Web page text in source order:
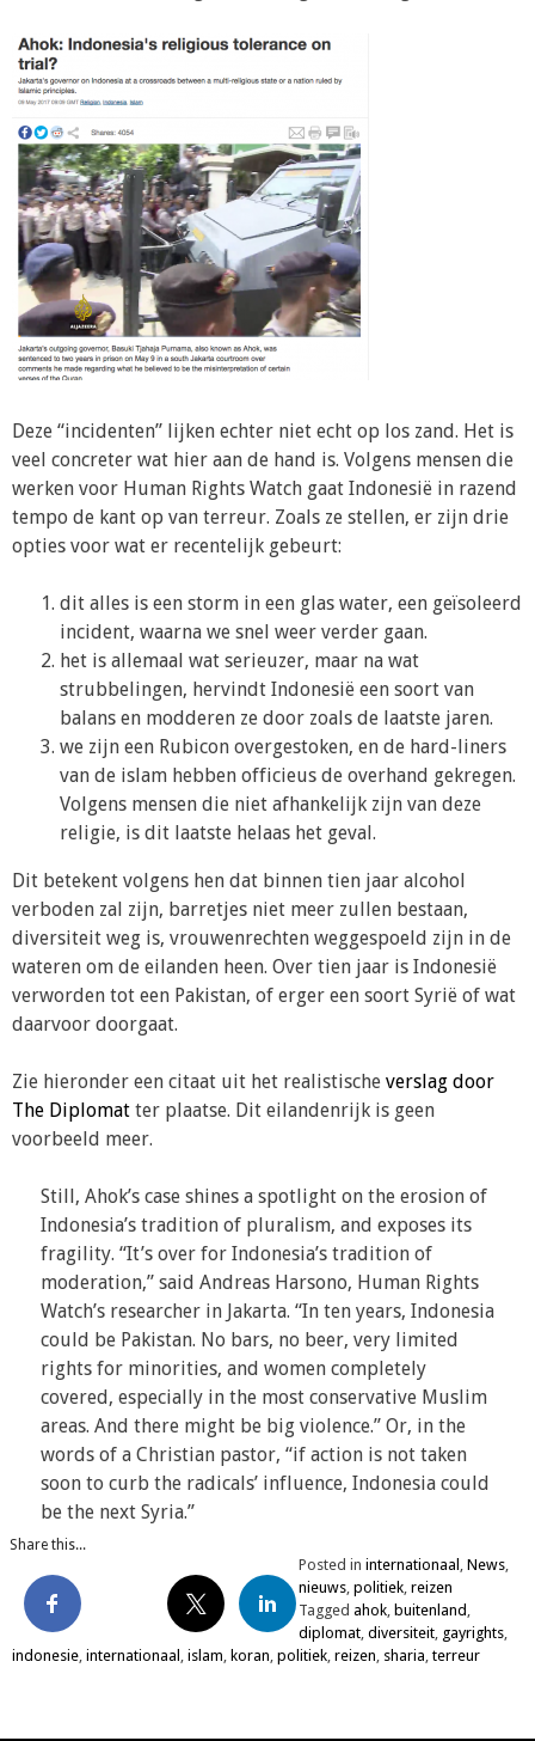
Deze “incidenten” lijken echter niet echt op los zand. Het is
veel concreter wat hier aan de hand is. Volgens mensen die
werken voor Human Rights Watch gaat Indonesië in razend
tempo de kant op van terreur. Zoals ze stellen, er zijn drie
opties voor wat er recentelijk gebeurt:
dit alles is een storm in een glas water, een geïsoleerd
incident, waarna we snel weer verder gaan.
het is allemaal wat serieuzer, maar na wat
strubbelingen, hervindt Indonesië een soort van
balans en modderen ze door zoals de laatste jaren.
we zijn een Rubicon overgestoken, en de hard-liners
van de islam hebben officieus de overhand gekregen.
Volgens mensen die niet afhankelijk zijn van deze
religie, is dit laatste helaas het geval.
Dit betekent volgens hen dat binnen tien jaar alcohol
verboden zal zijn, barretjes niet meer zullen bestaan,
diversiteit weg is, vrouwenrechten weggespoeld zijn in de
wateren om de eilanden heen. Over tien jaar is Indonesië
verworden tot een Pakistan, of erger een soort Syrië of wat
daarvoor doorgaat.
Zie hieronder een citaat uit het realistische verslag door
The Diplomat ter plaatse. Dit eilandenrijk is geen
voorbeeld meer.
Still, Ahok’s case shines a spotlight on the erosion of
Indonesia’s tradition of pluralism, and exposes its
fragility. “It’s over for Indonesia’s tradition of
moderation,” said Andreas Harsono, Human Rights
Watch’s researcher in Jakarta. “In ten years, Indonesia
could be Pakistan. No bars, no beer, very limited
rights for minorities, and women completely
covered, especially in the most conservative Muslim
areas. And there might be big violence.” Or, in the
words of a Christian pastor, “if action is not taken
soon to curb the radicals’ influence, Indonesia could
be the next Syria.”
Share this...
Posted in internationaal News
nieuws politiek reizen
Tagged ahok buitenland
diplomat diversiteit gayrights
indonesie internationaal islam koran politiek reizen sharia terreur